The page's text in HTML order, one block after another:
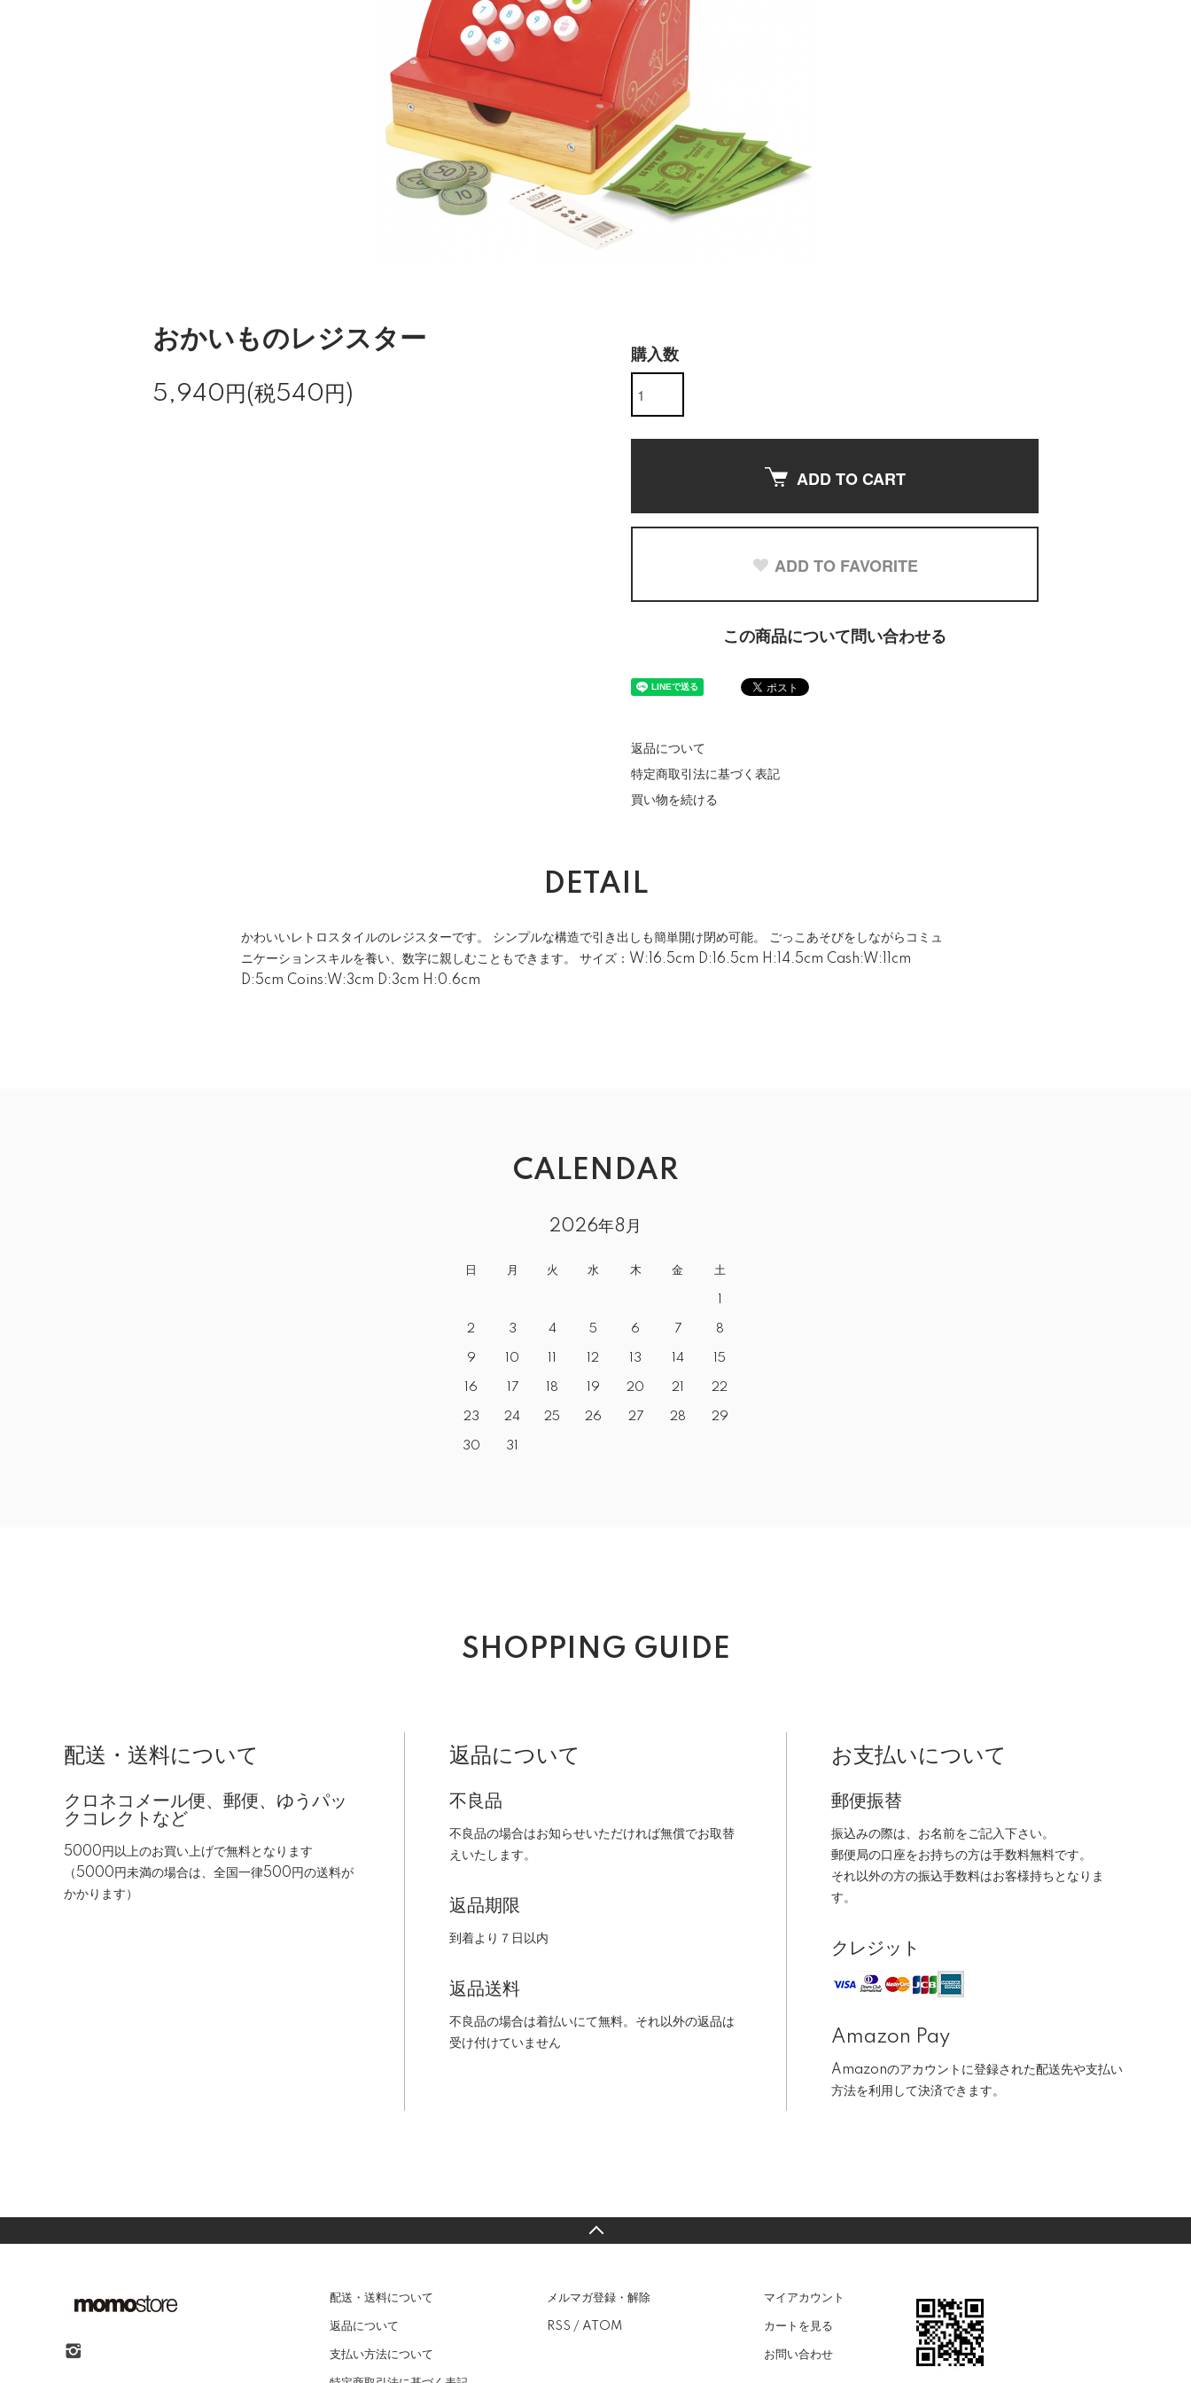
おかいものレジスター
5,940円(税540円)
購入数
ADD TO CART
ADD TO FAVORITE
この商品について問い合わせる
返品について
特定商取引法に基づく表記
買い物を続ける
DETAIL
かわいいレトロスタイルのレジスターです。 シンプルな構造で引き出しも簡単開け閉め可能。 ごっこあそびをしながらコミュ
ニケーションスキルを養い、数字に親しむこともできます。 サイズ：W:16.5cm D:16.5cm H:14.5cm Cash:W:11cm
D:5cm Coins:W:3cm D:3cm H:0.6cm
CALENDAR
2026年8月
日 月 火 水 木 金 土
2 3 4 5 6 7 8
9 10 12 13 14 15
16 17 18 19 20 21 22
23 24 25 26 27 28 29
30 31
SHOPPING GUIDE
配送・送料について
クロネコメール便、郵便、ゆうパッ
クコレクトなど
5000円以上のお買い上げで無料となります
（5000円未満の場合は、全国一律500円の送料が
かかります）
返品について
不良品
不良品の場合はお知らせいただければ無償でお取替
えいたします。
返品期限
到着より７日以内
返品送料
不良品の場合は着払いにて無料。それ以外の返品は
受け付けていません
お支払いについて
郵便振替
振込みの際は、お名前をご記入下さい。
郵便局の口座をお持ちの方は手数料無料です。
それ以外の方の振込手数料はお客様持ちとなりま
す。
クレジット
Amazon Pay
Amazonのアカウントに登録された配送先や支払い
方法を利用して決済できます。
配送・送料について
返品について
支払い方法について
メルマガ登録・解除
RSS / ATOM
マイアカウント
カートを見る
お問い合わせ